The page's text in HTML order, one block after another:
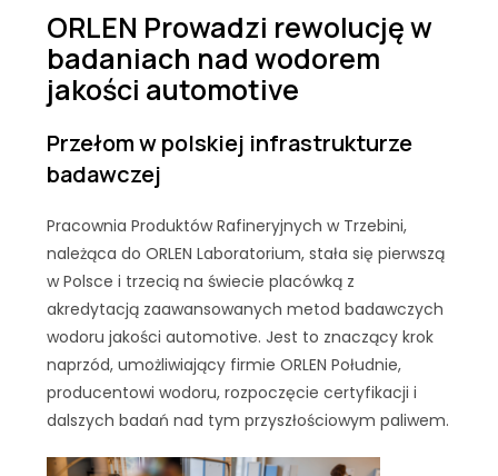
ORLEN Prowadzi rewolucję w
badaniach nad wodorem
jakości automotive
Przełom w polskiej infrastrukturze
badawczej
Pracownia Produktów Rafineryjnych w Trzebini,
należąca do ORLEN Laboratorium, stała się pierwszą
w Polsce i trzecią na świecie placówką z
akredytacją zaawansowanych metod badawczych
wodoru jakości automotive. Jest to znaczący krok
naprzód, umożliwiający firmie ORLEN Południe,
producentowi wodoru, rozpoczęcie certyfikacji i
dalszych badań nad tym przyszłościowym paliwem.